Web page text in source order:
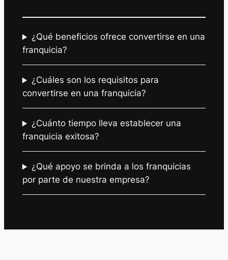
¿Qué beneficios ofrece convertirse en una
franquicia?
¿Cuáles son los requisitos para
convertirse en una franquicia?
¿Cuánto tiempo lleva establecer una
franquicia exitosa?
¿Qué apoyo se brinda a los franquicias
por parte de nuestra empresa?